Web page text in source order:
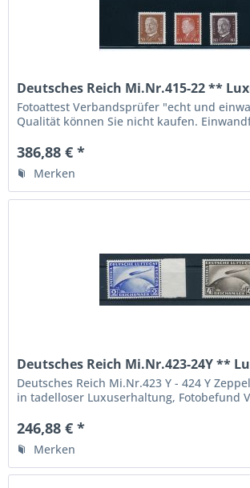
Deutsches Reich Mi.Nr.415-22 **
BPP
Fotoattest Verbandsprüfer "echt und
Qualität können Sie nicht kaufen.
386,88 € *
Merken
Deutsches Reich Mi.Nr.423-24Y **
Fotobefund BPP
Deutsches Reich Mi.Nr.423 Y - 424 Y
in tadelloser Luxuserhaltung, Fotobefund
246,88 € *
Merken